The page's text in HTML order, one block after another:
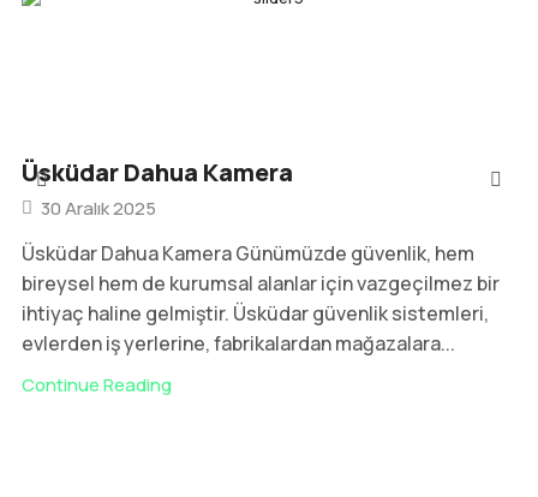
Üsküdar Dahua Kamera
30 Aralık 2025
Üsküdar Dahua Kamera Günümüzde güvenlik, hem
bireysel hem de kurumsal alanlar için vazgeçilmez bir
ihtiyaç haline gelmiştir. Üsküdar güvenlik sistemleri,
evlerden iş yerlerine, fabrikalardan mağazalara...
Continue Reading